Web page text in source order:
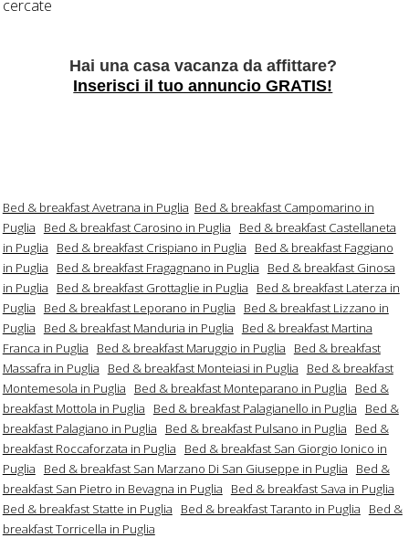
cercate
Hai una casa vacanza da affittare?
Inserisci il tuo annuncio GRATIS!
Bed & breakfast Avetrana in Puglia Bed & breakfast Campomarino in
Puglia
Bed & breakfast Carosino in Puglia
Bed & breakfast Castellaneta
in Puglia
Bed & breakfast Crispiano in Puglia
Bed & breakfast Faggiano
in Puglia
Bed & breakfast Fragagnano in Puglia
Bed & breakfast Ginosa
in Puglia
Bed & breakfast Grottaglie in Puglia
Bed & breakfast Laterza in
Puglia
Bed & breakfast Leporano in Puglia
Bed & breakfast Lizzano in
Puglia
Bed & breakfast Manduria in Puglia
Bed & breakfast Martina
Franca in Puglia
Bed & breakfast Maruggio in Puglia
Bed & breakfast
Massafra in Puglia
Bed & breakfast Monteiasi in Puglia
Bed & breakfast
Montemesola in Puglia
Bed & breakfast Monteparano in Puglia
Bed &
breakfast Mottola in Puglia
Bed & breakfast Palagianello in Puglia
Bed &
breakfast Palagiano in Puglia
Bed & breakfast Pulsano in Puglia
Bed &
breakfast Roccaforzata in Puglia
Bed & breakfast San Giorgio Ionico in
Puglia
Bed & breakfast San Marzano Di San Giuseppe in Puglia
Bed &
breakfast San Pietro in Bevagna in Puglia
Bed & breakfast Sava in Puglia
Bed & breakfast Statte in Puglia
Bed & breakfast Taranto in Puglia
Bed &
breakfast Torricella in Puglia